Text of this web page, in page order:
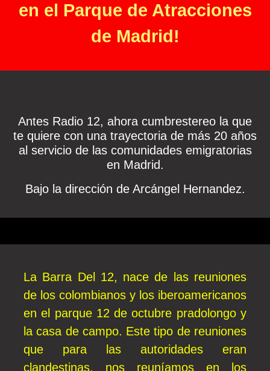
en el Parque de Atracciones
de Madrid!
Antes Radio 12, ahora cumbrestereo la que
te quiere con una trayectoria de más 20 años
al servicio de las comunidades emigratorias
en Madrid.
Bajo la dirección de Arcángel Hernandez.
La Barra Del 12, nace de las reuniones
de los colombianos y los iberoamericanos
en el parque 12 de octubre pradolongo y
la casa de campo. Este tipo de reuniones
que para las autoridades eran
clandestinas, nos reuníamos en los